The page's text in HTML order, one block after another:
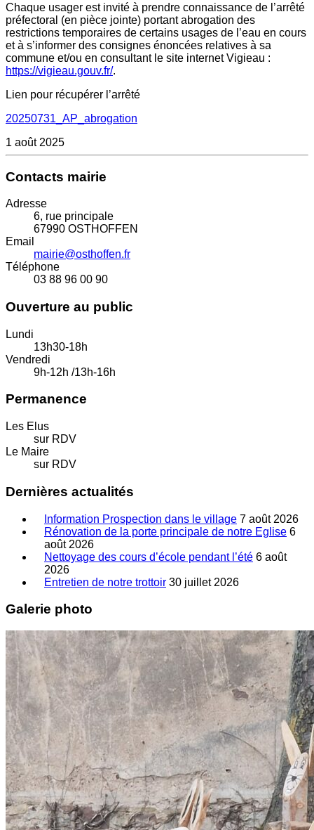
Chaque usager est invité à prendre connaissance de l’arrêté
préfectoral (en pièce jointe) portant abrogation des
restrictions temporaires de certains usages de l’eau en cours
et à s’informer des consignes énoncées relatives à sa
commune et/ou en consultant le site internet Vigieau :
https://vigieau.gouv.fr/.
Lien pour récupérer l’arrêté
20250731_AP_abrogation
1 août 2025
Contacts mairie
Adresse
6, rue principale
67990 OSTHOFFEN
Email
mairie@osthoffen.fr
Téléphone
03 88 96 00 90
Ouverture au public
Lundi
13h30-18h
Vendredi
9h-12h /13h-16h
Permanence
Les Elus
sur RDV
Le Maire
sur RDV
Dernières actualités
Information Prospection dans le village 7 août 2026
Rénovation de la porte principale de notre Eglise 6
août 2026
Nettoyage des cours d’école pendant l’été 6 août
2026
Entretien de notre trottoir 30 juillet 2026
Galerie photo